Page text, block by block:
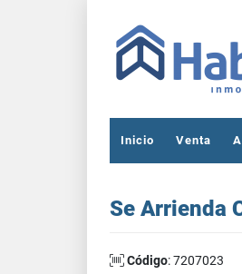
Inicio Venta
Se Arrienda
Código: 7207023